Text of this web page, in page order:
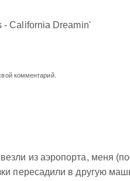
- California Dreamin'
комментарий.
из аэропорта, меня
пересадили в другую